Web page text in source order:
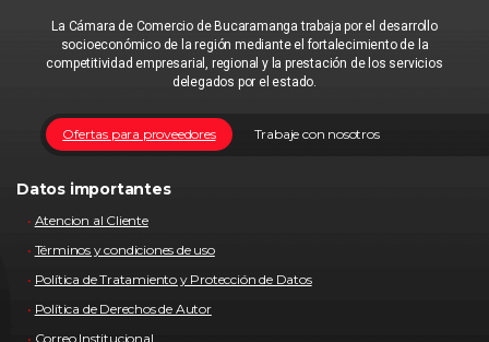
La Cámara de Comercio de Bucaramanga trabaja por el desarrollo
socioeconómico de la región mediante el fortalecimiento de la
competitividad empresarial, regional y la prestación de los servicios
delegados por el estado.
Trabaje con nosotros
Ofertas para proveedores
Datos importantes
Atencion al Cliente
Términos y condiciones de uso
Política de Tratamiento y Protección de Datos
Política de Derechos de Autor
Correo Institucional